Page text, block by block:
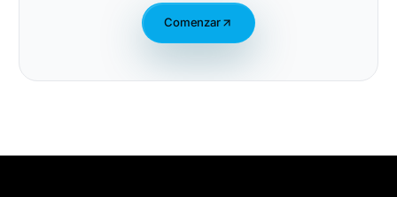
Comenzar